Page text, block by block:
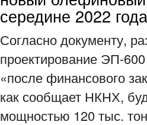
середине 2022 года
Согласно документу,
проектирование ЭП-
«после финансового
как сообщает НКНХ,
мощностью 120 тыс.